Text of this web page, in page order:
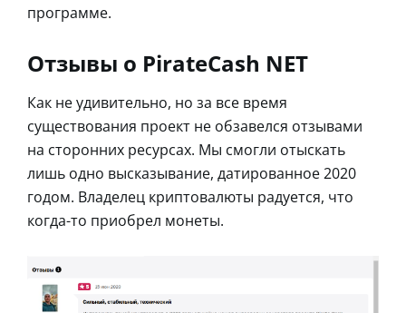
программе.
Отзывы о PirateCash NET
Как не удивительно, но за все время
существования проект не обзавелся отзывами
на сторонних ресурсах. Мы смогли отыскать
лишь одно высказывание, датированное 2020
годом. Владелец криптовалюты радуется, что
когда-то приобрел монеты.